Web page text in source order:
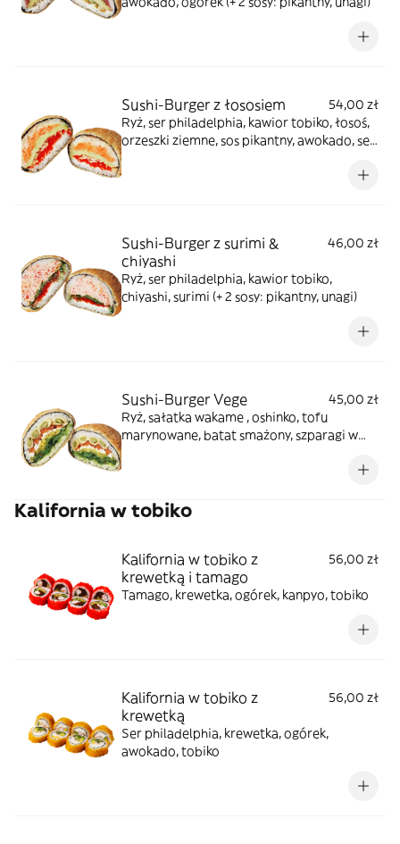
Sushi-Burger z łososiem
54,00 zł
Ryż, ser philadelphia, kawior tobiko, łosoś,
orzeszki ziemne, sos pikantny, awokado, ser
Sushi-Burger z surimi &
chiyashi
46,00 zł
Ryż, ser philadelphia, kawior tobiko,
chiyashi, surimi (+ 2 sosy: pikantny, unagi)
Sushi-Burger Vege
45,00 zł
Ryż, sałatka wakame , oshinko, tofu
marynowane, batat smażony, szparagi w
Kalifornia w tobiko
Kalifornia w tobiko z
krewetką i tamago
56,00 zł
Tamago, krewetka, ogórek, kanpyo, tobiko
Kalifornia w tobiko z
krewetką
56,00 zł
Ser philadelphia, krewetka, ogórek,
awokado, tobiko